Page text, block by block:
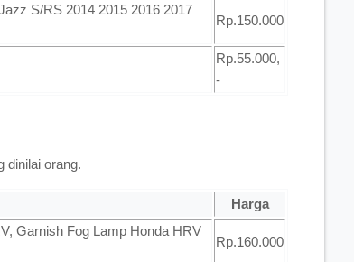
S/RS 2014 2015 2016 2017
Rp.150.000
Rp.55.000,
-
dinilai orang.
Harga
Garnish Fog Lamp Honda HRV
Rp.160.000